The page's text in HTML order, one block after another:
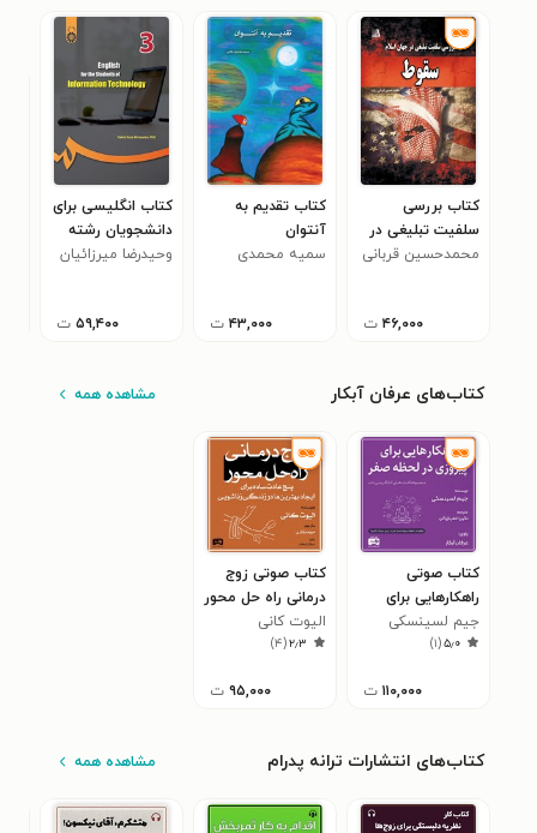
کتاب بررسی
سلفیت تبلیغی در
جهان اسلام
محمدحسین قربانی
۴۶,۰۰۰ ت
کتاب تقدیم به
آنتوان
سمیه محمدی
۴۳,۰۰۰ ت
کتاب انگلیسی برای
دانشجویان رشته
فناوری اطلاعات
وحیدرضا میرزائیان
۵۹,۴۰۰ ت
کتاب‌های عرفان آبکار مشاهده همه
کتاب صوتی
راهکارهایی برای
پیروزی در لحظه
صفر
جیم لسینسکی
۵٫۰(۱)
۱۱۰,۰۰۰ ت
کتاب صوتی زوج
درمانی راه حل محور
الیوت کانی
۲٫۳(۴)
۹۵,۰۰۰ ت
کتاب‌های انتشارات ترانه پدرام مشاهده همه